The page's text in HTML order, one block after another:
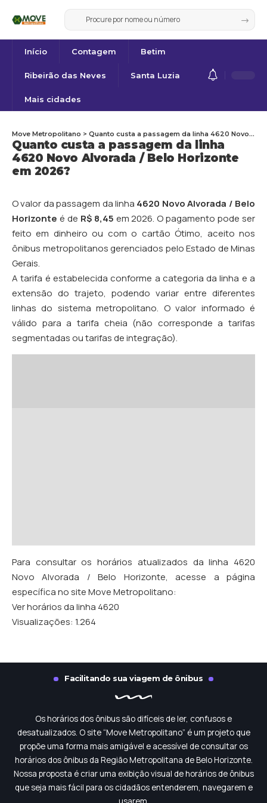
Início Contagem Betim
Ribeirão das Neves Santa Luzia
Mais cidades
Quanto custa a passagem da linha
4620 Novo Alvorada / Belo Horizonte
em 2026?
Move Metropolitano > Quanto custa a passagem da linha 4620 Novo Alvorada / Belo Horizonte em 2026?
O valor da passagem da linha 4620 Novo Alvorada / Belo
Horizonte é de R$ 8,45 em 2026. O pagamento pode ser
feito em dinheiro ou com o cartão Ótimo, aceito nos
ônibus metropolitanos gerenciados pelo Estado de Minas
Gerais.
A tarifa é estabelecida conforme a categoria da linha e a
extensão do trajeto, podendo variar entre diferentes
linhas do sistema metropolitano. O valor informado é
válido para a tarifa cheia (não corresponde a tarifas
segmentadas ou tarifas de integração).
Para consultar os horários atualizados da linha 4620
Novo Alvorada / Belo Horizonte, acesse a página
específica no site Move Metropolitano:
Ver horários da linha 4620
Visualizações: 1.264
Facilitando sua viagem de ônibus
Os horários dos ônibus são difíceis de ler, confusos e
desatualizados. O site “Move Metropolitano” é um projeto que
propõe uma forma mais amigável e acessível de consultar os
horários dos ônibus da Região Metropolitana de Belo Horizonte.
Nossa proposta é criar uma exibição visual de horários de ônibus
que seja mais fácil para os cidadãos entenderem, navegarem e